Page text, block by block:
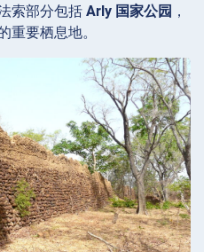
索部分包括 Arly 国家公园 ，
重要栖息地。